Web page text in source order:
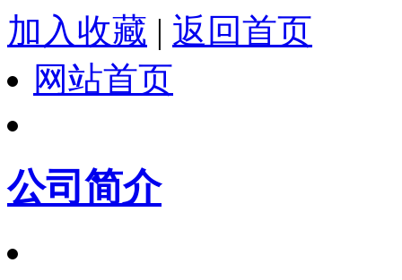
加入收藏 | 返回首页
网站首页
公司简介